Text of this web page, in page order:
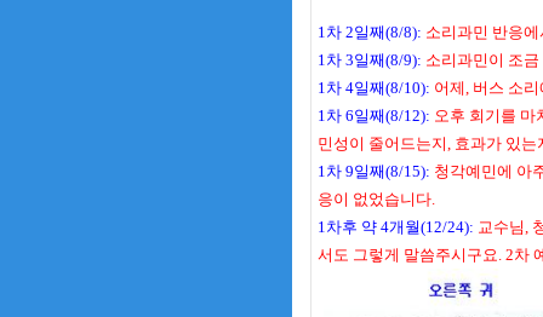
1차 2일째(8/8): 소리과민 반응
1차 3일째(8/9): 소리과민이 조
1차 4일째(8/10): 어제, 버스 소
1차 6일째(8/12): 오후 회기를 마
민성이 줄어드는지, 효과가 있
1차 9일째(8/15): 청각예민에 아
응이 없었습니다.
1차후 약 4개월(12/24): 교수님,
서도 그렇게 말씀주시구요. 2차